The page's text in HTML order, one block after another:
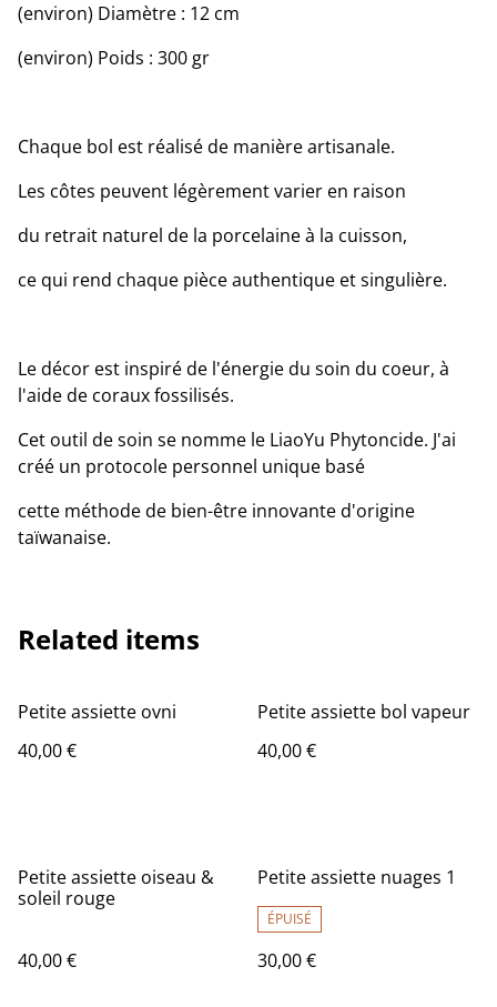
(environ) Diamètre : 12 cm
(environ) Poids : 300 gr
Chaque bol est réalisé de manière artisanale.
Les côtes peuvent légèrement varier en raison
du retrait naturel de la porcelaine à la cuisson,
ce qui rend chaque pièce authentique et singulière.
Le décor est inspiré de l'énergie du soin du coeur, à
l'aide de coraux fossilisés.
Cet outil de soin se nomme le LiaoYu Phytoncide. J'ai
créé un protocole personnel unique basé
cette méthode de bien-être innovante d'origine
taïwanaise.
Related items
Petite assiette ovni
40,00 €
Petite assiette bol vapeur
40,00 €
Petite assiette oiseau &
soleil rouge
40,00 €
Petite assiette nuages 1
ÉPUISÉ
30,00 €